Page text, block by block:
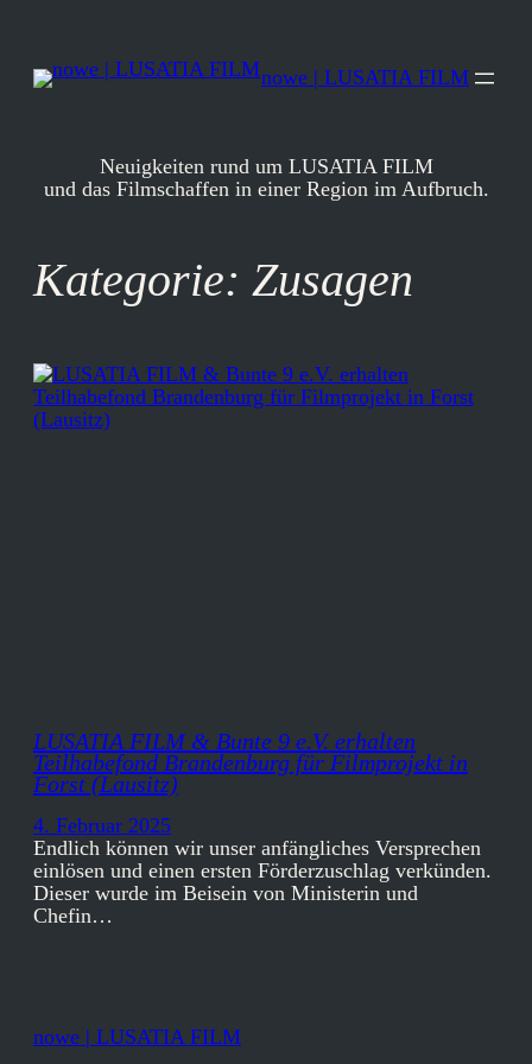
springen
nowe | LUSATIA FILM
Neuigkeiten rund um LUSATIA FILM
und das Filmschaffen in einer Region im Aufbruch.
Kategorie: Zusagen
LUSATIA FILM & Bunte 9 e.V. erhalten
Teilhabefond Brandenburg für Filmprojekt in
Forst (Lausitz)
4. Februar 2025
Endlich können wir unser anfängliches Versprechen
einlösen und einen ersten Förderzuschlag verkünden.
Dieser wurde im Beisein von Ministerin und
Chefin…
nowe | LUSATIA FILM